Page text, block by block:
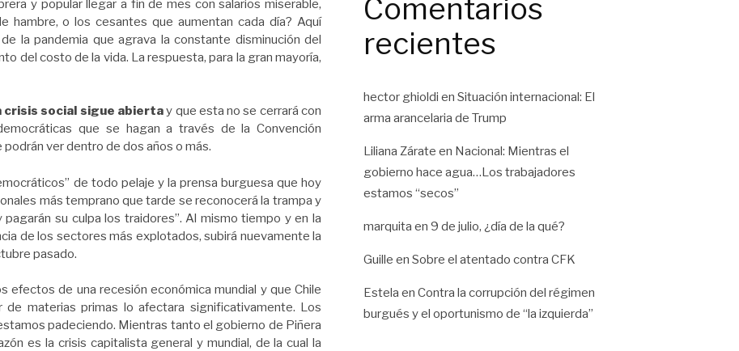
y popular llegar a fin de mes con salarios miserable,
hambre, o los cesantes que aumentan cada día? Aquí
la pandemia que agrava la constante disminución del
del costo de la vida. La respuesta, para la gran mayoría,
crisis social sigue abiertay que esta no se cerrará con
que se hagan a través de la Convención
ver dentro de dos años o más.
de todo pelaje y la prensa burguesa que hoy
más temprano que tarde se reconocerá la trampa y
su culpa los traidores”. Al mismo tiempo y en la
de los sectores más explotados, subirá nuevamente la
pasado.
efectos de una recesión económica mundial y que Chile
materias primas lo afectara significativamente. Los
padeciendo. Mientras tanto el gobierno de Piñera
es la crisis capitalista general y mundial, de la cual la
Comentarios
recientes
hector ghioldi en Situación internacional: El
arma arancelaria de Trump
Liliana Zárate en Nacional: Mientras el
gobierno hace agua…Los trabajadores
estamos “secos”
marquita en 9 de julio, ¿día de la qué?
Guille en Sobre el atentado contra CFK
Estela en Contra la corrupción del régimen
burgués y el oportunismo de “la izquierda”